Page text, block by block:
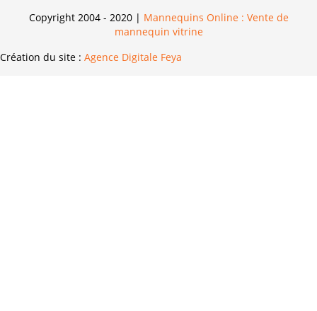
Copyright 2004 - 2020 | Mannequins Online : Vente de
mannequin vitrine
Création du site : Agence Digitale Feya